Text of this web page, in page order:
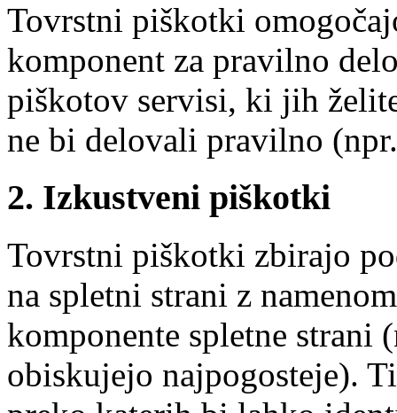
Tovrstni piškotki
komponent za pravilno
piškotov servisi, ki jih
ne bi delovali pravilno
2. Izkustveni piškotki
Tovrstni piškotki zbirajo
na spletni strani z
komponente spletne strani
obiskujejo najpogosteje).